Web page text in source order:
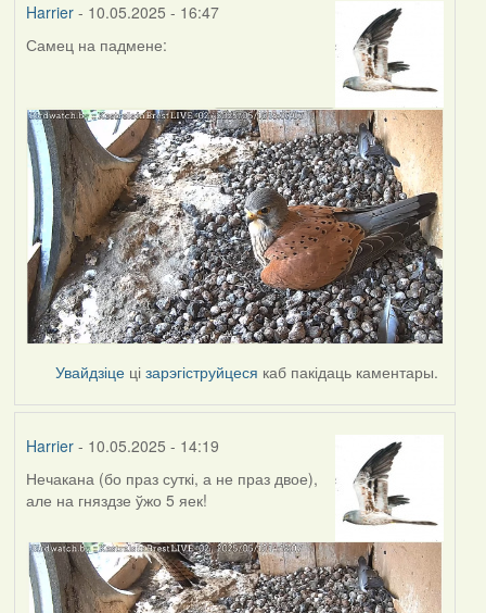
Harrier- 10.05.2025 - 16:47
Самец на падмене:
Увайдзіце цізарэгіструйцеся каб пакідаць каментары.
Harrier- 10.05.2025 - 14:19
Нечакана (бо праз суткі, а не праз двое),
але на гняздзе ўжо 5 яек!